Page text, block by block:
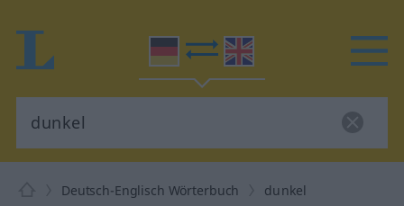
Deutsch-Englisch Wörterbuch dunkel